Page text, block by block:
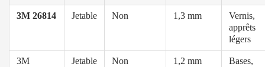
3M 26814 Jetable Non 1,3 mm
Vernis,
apprêts
légers
3M
Jetable Non 1,2 mm
Bases,